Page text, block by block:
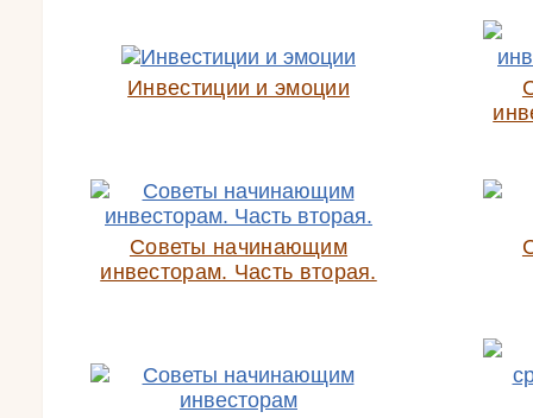
Инвестиции и эмоции
Советы начинающим
инвесторам. Часть вторая.